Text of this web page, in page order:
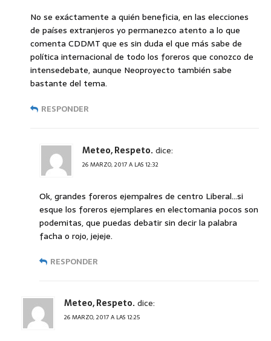
No se exáctamente a quién beneficia, en las elecciones
de países extranjeros yo permanezco atento a lo que
comenta CDDMT que es sin duda el que más sabe de
política internacional de todo los foreros que conozco de
intensedebate, aunque Neoproyecto también sabe
bastante del tema.
RESPONDER
Meteo, Respeto.dice:
26 MARZO, 2017 A LAS 12:32
Ok, grandes foreros ejempalres de centro Liberal…si
esque los foreros ejemplares en electomania pocos son
podemitas, que puedas debatir sin decir la palabra
facha o rojo, jejeje.
RESPONDER
Meteo, Respeto.dice:
26 MARZO, 2017 A LAS 12:25